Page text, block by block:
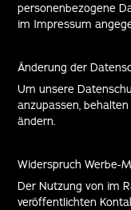
personenbezogene
im Impressum
Änderung der
Um unsere
anzupassen,
ändern.
Widerspruch Werbe-
Der Nutzung von im
veröffentlichten